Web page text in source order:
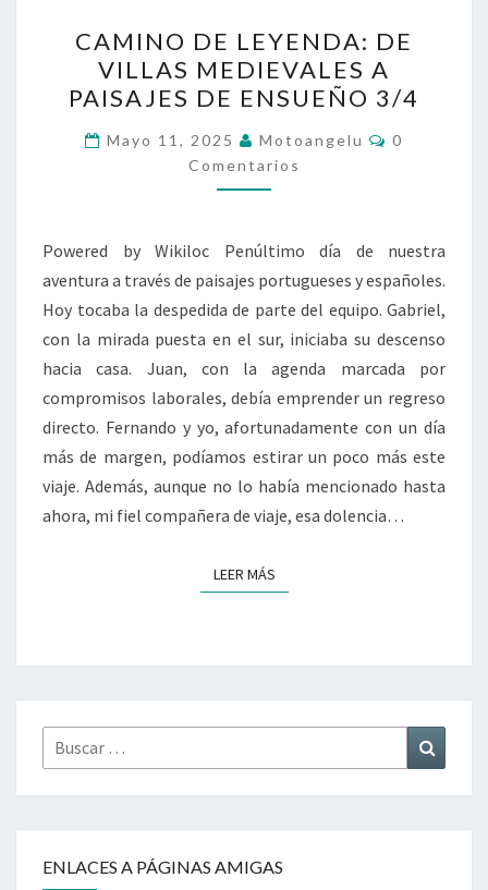
DE
LEYENDA:
DE
VILLAS
MEDIEVALES
A
DE
ENSUEÑO
3/4
CAMINO DE LEYENDA: DE
VILLAS MEDIEVALES A
PAISAJES DE ENSUEÑO 3/4
Mayo 11, 2025 Motoangelu
0
Comentarios
Powered by Wikiloc Penúltimo día de nuestra
aventura a través de paisajes portugueses y españoles.
Hoy tocaba la despedida de parte del equipo. Gabriel,
con la mirada puesta en el sur, iniciaba su descenso
hacia casa. Juan, con la agenda marcada por
compromisos laborales, debía emprender un regreso
directo. Fernando y yo, afortunadamente con un día
más de margen, podíamos estirar un poco más este
viaje. Además, aunque no lo había mencionado hasta
ahora, mi fiel compañera de viaje, esa dolencia…
LEER MÁSLEER MÁS
Buscar
por:
ENLACES A PÁGINAS AMIGAS